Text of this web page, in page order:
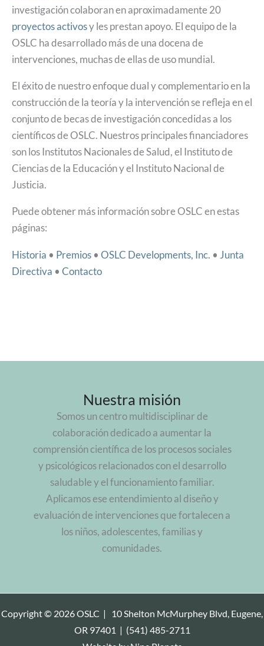
investigación colaboran en aproximadamente 20
proyectos activosy les prestan apoyo. El equipo de la
OSLC ha desarrollado más de una docena de
intervenciones, muchas de ellas de uso mundial.
El éxito de nuestro enfoque dual y complementario en la
construcción de la teoría y la intervención se refleja en el
conjunto de becas de investigación concedidas a los
científicos de OSLC. Nuestros principales financiadores
son los Institutos Nacionales de Salud, el Instituto de
Ciencias de la Educación y el Instituto Nacional de
Justicia.
Puede obtener más información sobre OSLC en estas
páginas:
Historia • Premios• OSLC Developments, Inc. • Junta
Directiva • Contacto
Nuestra misión
Somos un centro multidisciplinar de
colaboración dedicado a aumentar la
comprensión científica de los procesos sociales
y psicológicos relacionados con el desarrollo
saludable y el funcionamiento familiar.
Aplicamos ese entendimiento al diseño y
evaluación de intervenciones que fortalecen a
los niños, adolescentes, familias y
comunidades.
Copyright © 2026 OSLC |
10 Shelton McMurphey Blvd, Eugene,
OR 97401 | (541) 485-2711